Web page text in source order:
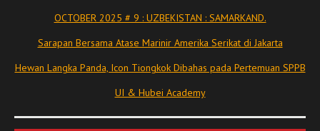
OCTOBER 2025 # 9 : UZBEKISTAN : SAMARKAND.
Sarapan Bersama Atase Marinir Amerika Serikat di Jakarta
Hewan Langka Panda, Icon Tiongkok Dibahas pada Pertemuan SPPB
UI & Hubei Academy